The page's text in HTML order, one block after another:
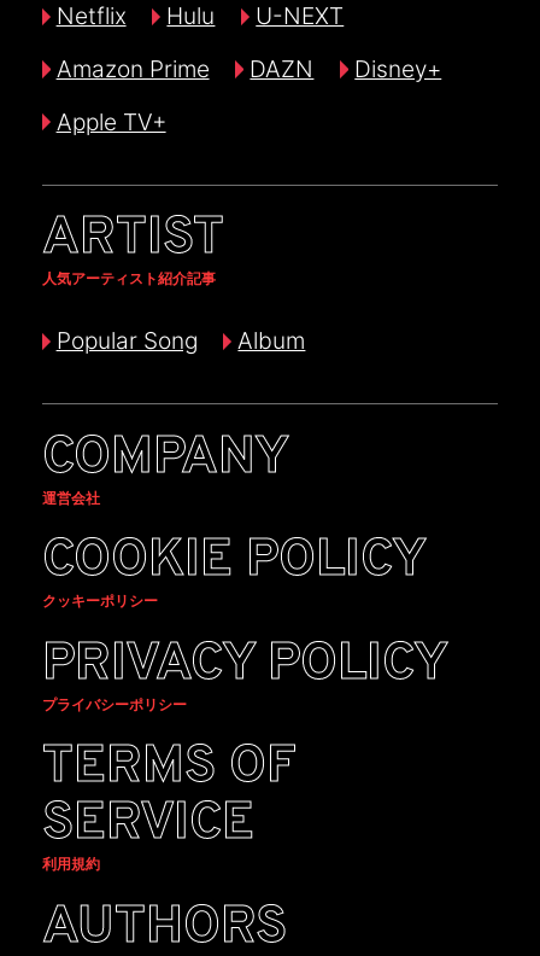
Netflix Hulu
U-NEXT
Amazon Prime
DAZN
Disney+
Apple TV+
ARTIST
人気アーティスト紹介記事
Popular Song Album
COMPANY
運営会社
COOKIE POLICY
クッキーポリシー
PRIVACY POLICY
プライバシーポリシー
TERMS OF
SERVICE
利用規約
AUTHORS